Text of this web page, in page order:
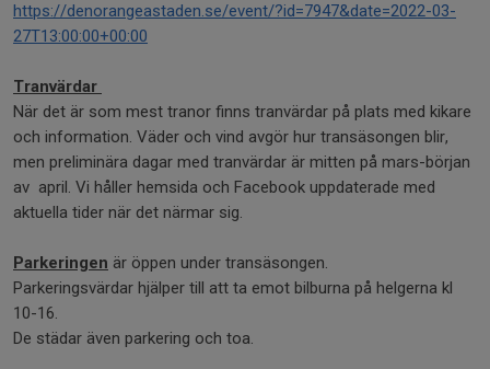
https://denorangeastaden.se/event/?id=7947&date=2022-03-
27T13:00:00+00:00
Tranvärdar
När det är som mest tranor finns tranvärdar på plats med kikare
och information. Väder och vind avgör hur transäsongen blir,
men preliminära dagar med tranvärdar är mitten på mars-början
av april. Vi håller hemsida och Facebook uppdaterade med
aktuella tider när det närmar sig.
Parkeringen är öppen under transäsongen.
Parkeringsvärdar hjälper till att ta emot bilburna på helgerna kl
10-16.
De städar även parkering och toa.